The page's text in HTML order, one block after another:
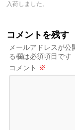
入荷しました。
コメントを残す
メールアドレスが公
る欄は必須項目です
コメント ※